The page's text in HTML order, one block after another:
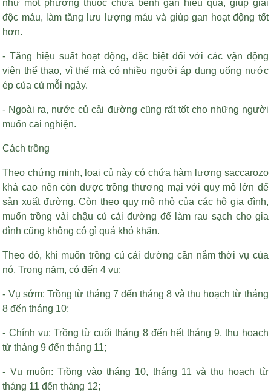
như một phương thuốc chữa bệnh gan hiệu quả, giúp giải
độc máu, làm tăng lưu lượng máu và giúp gan hoạt động tốt
hơn.
- Tăng hiệu suất hoạt động, đặc biệt đối với các vận động
viên thể thao, vì thế mà có nhiều người áp dụng uống nước
ép của củ mỗi ngày.
- Ngoài ra, nước củ cải đường cũng rất tốt cho những người
muốn cai nghiện.
Cách trồng
Theo chứng minh, loại củ này có chứa hàm lượng saccarozo
khá cao nên còn được trồng thương mại với quy mô lớn để
sản xuất đường. Còn theo quy mô nhỏ của các hộ gia đình,
muốn trồng vài chậu củ cải đường để làm rau sạch cho gia
đình cũng không có gì quá khó khăn.
Theo đó, khi muốn trồng củ cải đường cần nắm thời vụ của
nó. Trong năm, có đến 4 vụ:
- Vụ sớm: Trồng từ tháng 7 đến tháng 8 và thu hoạch từ tháng
8 đến tháng 10;
- Chính vụ: Trồng từ cuối tháng 8 đến hết tháng 9, thu hoạch
từ tháng 9 đến tháng 11;
- Vụ muộn: Trồng vào tháng 10, tháng 11 và thu hoạch từ
tháng 11 đến tháng 12;